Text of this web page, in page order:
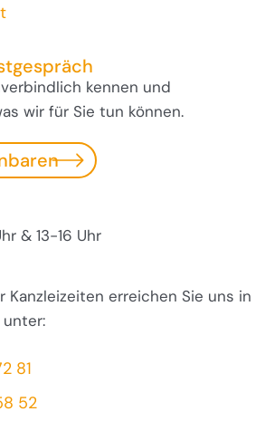
kennen und
wir für Sie tun können.
& 13-16 Uhr
Kanzleizeiten erreichen Sie uns in
unter:
81
52